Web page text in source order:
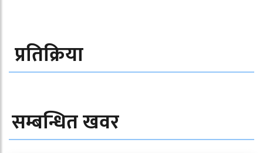
प्रतिक्रिया
सम्बन्धित खवर